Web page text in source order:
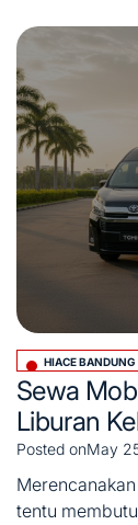
Posted
in
HIACE BANDUNG
Sewa
Liburan
Posted onMay
tentu